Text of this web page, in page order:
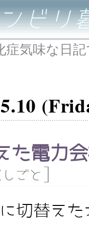
ビリ
症気味な日
た電力
ごと
切替えた